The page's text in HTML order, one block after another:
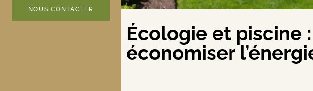
NOUS CONTACTER
Écologie et piscine
économiser